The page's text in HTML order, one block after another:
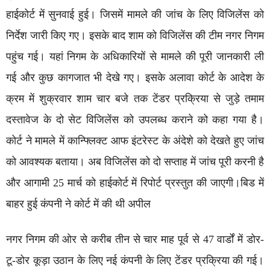
हाईकोर्ट में सुनवाई हुई। जिसमें मामले की जांच के लिए विजिलेंस को
निर्देश जारी किए गए। इसके बाद शाम को विजिलेंस की टीम नगर निगम
पहुंच गई। यहां निगम के अधिकारियों से मामले की पूरी जानकारी ली
गई और कुछ कागजात भी देखे गए। इसके अलावा कोर्ट के आदेश के
क्रम में शुक्रवार शाम चार बजे तक टेंडर प्रक्रिया से जुड़े तमाम
दस्तावेज के दो सेट विजिलेंस को उपलब्ध कराने को कहा गया है।
कोर्ट ने मामले में कान्फ्लिक्ट आफ इंटरेस्ट के अंदेशे को देखते हुए जांच
को आवश्यक बताया। अब विजिलेंस को दो सप्ताह में जांच पूरी करनी है
और आगामी 25 मार्च को हाईकोर्ट में रिपोर्ट प्रस्तुत की जाएगी।बिड में
बाहर हुई कंपनी ने कोर्ट में की थी अपील
नगर निगम की ओर से करीब तीन से चार माह पूर्व से 47 वार्डों में डोर-
टू-डोर कूड़ा उठान के लिए नई कंपनी के लिए टेंडर प्रक्रिया की गई।